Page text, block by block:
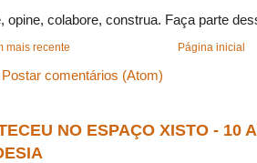
opine, colabore, construa. Faça parte
mais recente Página inicial
Postar comentários (Atom)
NO ESPAÇO XISTO - 10